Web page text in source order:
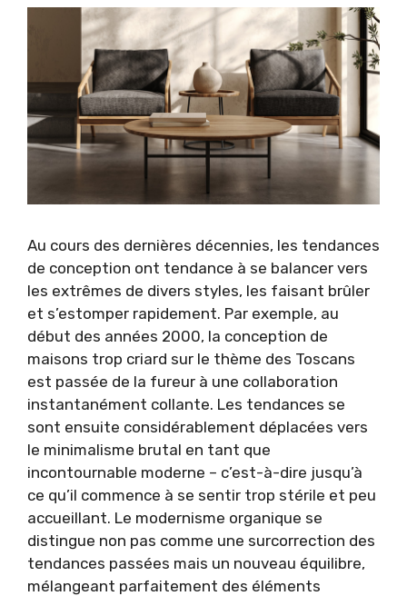
Au cours des dernières décennies, les tendances
de conception ont tendance à se balancer vers
les extrêmes de divers styles, les faisant brûler
et s’estomper rapidement. Par exemple, au
début des années 2000, la conception de
maisons trop criard sur le thème des Toscans
est passée de la fureur à une collaboration
instantanément collante. Les tendances se
sont ensuite considérablement déplacées vers
le minimalisme brutal en tant que
incontournable moderne – c’est-à-dire jusqu’à
ce qu’il commence à se sentir trop stérile et peu
accueillant. Le modernisme organique se
distingue non pas comme une surcorrection des
tendances passées mais un nouveau équilibre,
mélangeant parfaitement des éléments